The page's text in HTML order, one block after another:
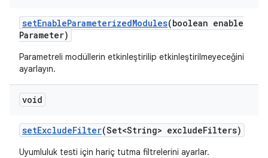
setEnableParameterizedModules(boolean enable
Parameter)
Parametreli modüllerin etkinleştirilip etkinleştirilmeyeceğini
ayarlayın.
void
setExcludeFilter(Set<String> excludeFilters)
Uyumluluk testi için hariç tutma filtrelerini ayarlar.